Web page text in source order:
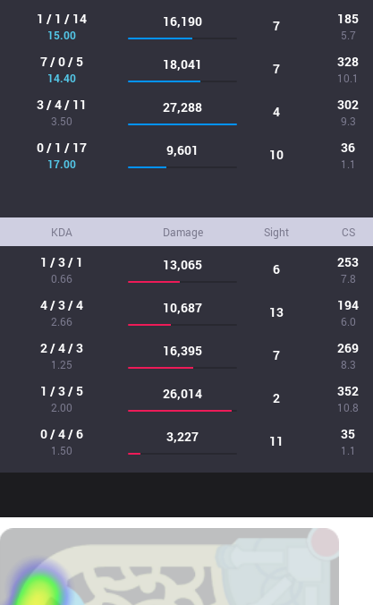
1 / 1 / 14
15.00
16,190 7 185
5.7
7 / 0 / 5
14.40
18,041 7 328
10.1
3 / 4 / 11
3.50
27,288 4 302
9.3
0 / 1 / 17
17.00
9,601 10 36
1.1
KDA Damage Sight CS
1 / 3 / 1
0.66
13,065 6 253
7.8
4 / 3 / 4
2.66
10,687 13 194
6.0
2 / 4 / 3
1.25
16,395 7 269
8.3
1 / 3 / 5
2.00
26,014 2 352
10.8
0 / 4 / 6
1.50
3,227 11 35
1.1